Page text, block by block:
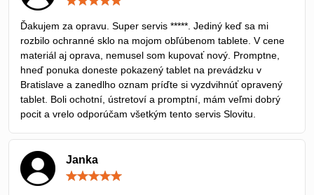
5
Ďakujem za opravu. Super servis *****. Jediný keď sa mi
rozbilo ochranné sklo na mojom obľúbenom tablete. V cene
materiál aj oprava, nemusel som kupovať nový. Promptne,
hneď ponuka doneste pokazený tablet na prevádzku v
Bratislave a zanedlho oznam príďte si vyzdvihnúť opravený
tablet. Boli ochotní, ústretoví a promptní, mám veľmi dobrý
pocit a vrelo odporúčam všetkým tento servis Slovitu.
Janka